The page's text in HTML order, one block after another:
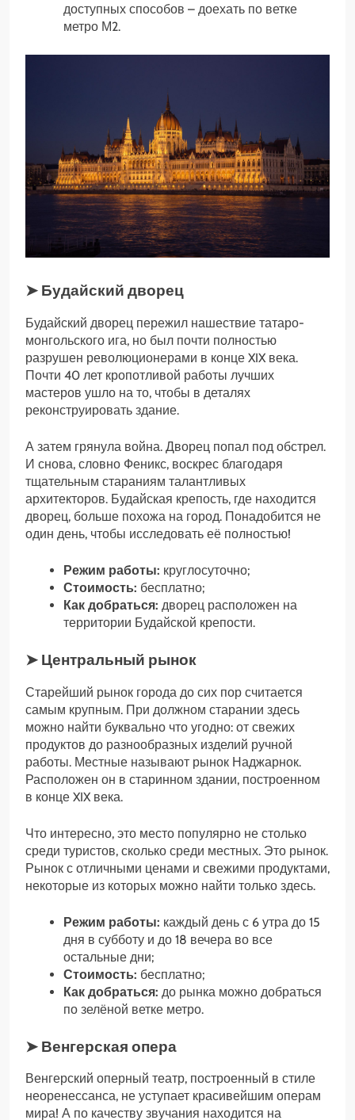
доступных способов – доехать по ветке
метро М2.
➤ Будайский дворец
Будайский дворец пережил нашествие татаро-
монгольского ига, но был почти полностью
разрушен революционерами в конце XIX века.
Почти 40 лет кропотливой работы лучших
мастеров ушло на то, чтобы в деталях
реконструировать здание.
А затем грянула война. Дворец попал под обстрел.
И снова, словно Феникс, воскрес благодаря
тщательным стараниям талантливых
архитекторов. Будайская крепость, где находится
дворец, больше похожа на город. Понадобится не
один день, чтобы исследовать её полностью!
Режим работы: круглосуточно;
Стоимость: бесплатно;
Как добраться: дворец расположен на
территории Будайской крепости.
➤ Центральный рынок
Старейший рынок города до сих пор считается
самым крупным. При должном старании здесь
можно найти буквально что угодно: от свежих
продуктов до разнообразных изделий ручной
работы. Местные называют рынок Наджарнок.
Расположен он в старинном здании, построенном
в конце XIX века.
Что интересно, это место популярно не столько
среди туристов, сколько среди местных. Это рынок.
Рынок с отличными ценами и свежими продуктами,
некоторые из которых можно найти только здесь.
Режим работы: каждый день с 6 утра до 15
дня в субботу и до 18 вечера во все
остальные дни;
Стоимость: бесплатно;
Как добраться: до рынка можно добраться
по зелёной ветке метро.
➤ Венгерская опера
Венгерский оперный театр, построенный в стиле
неоренессанса, не уступает красивейшим операм
мира! А по качеству звучания находится на